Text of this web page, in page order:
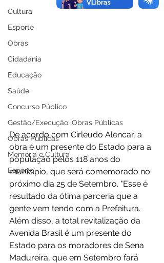
Cultura
Esporte
Obras
Cidadania
Educação
Saúde
Concurso Público
Gestão/Execução: Obras Públicas
Obras Públicas
Memória e Cultura
Esporte
De acordo com Cirleudo Alencar, a
obra é um presente do Estado para a
população pelos 118 anos do
município, que será comemorado no
próximo dia 25 de Setembro. "Esse é
resultado da ótima parceria que a
gente vem tendo com a Prefeitura.
Além disso, a total revitalização da
Avenida Brasil é um presente do
Estado para os moradores de Sena
Madureira, que em Setembro fará